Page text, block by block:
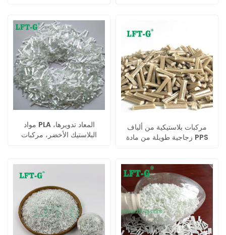
مواد PLA المعاد تدويرها،
البلاستيك الأخضر، مركبات
مركبات بلاستيكية من ألياف
زجاجية طويلة من مادة PPS